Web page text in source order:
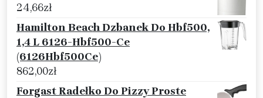
24,66zł
Hamilton Beach Dzbanek Do Hbf500,
1,4 L 6126-Hbf500-Ce
(6126Hbf500Ce)
862,00zł
Forgast Radełko Do Pizzy Proste